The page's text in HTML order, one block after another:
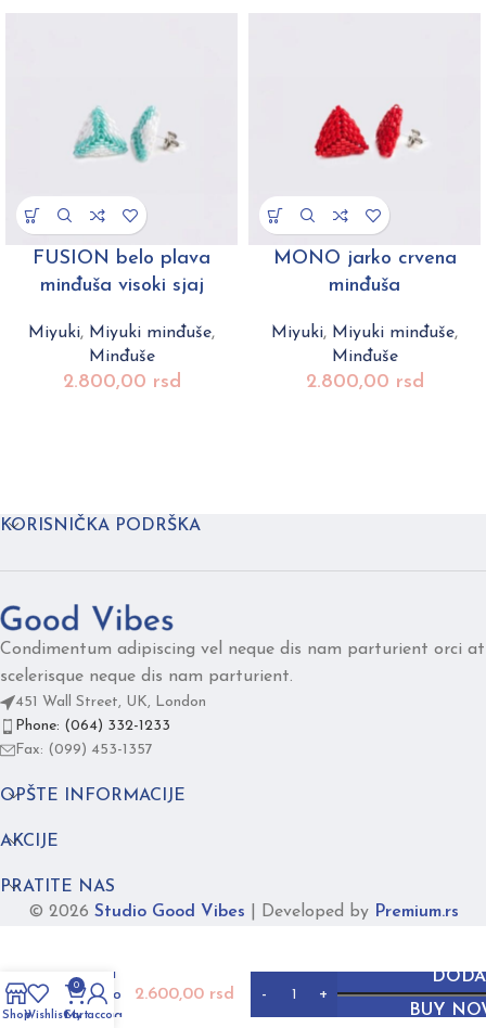
FUSION belo plava
minđuša visoki sjaj
Miyuki, Miyuki minđuše,
Minđuše
2.800,00 rsd
MONO jarko crvena
minđuša
Miyuki, Miyuki minđuše,
Minđuše
2.800,00 rsd
KORISNIČKA PODRŠKA
Condimentum adipiscing vel neque dis nam parturient orci at
scelerisque neque dis nam parturient.
451 Wall Street, UK, London
Phone: (064) 332-1233
Fax: (099) 453-1357
OPŠTE INFORMACIJE
AKCIJE
PRATITE NAS
© 2026 Studio Good Vibes Developed by Premium.rs
ogrlica
srebrno
lila bela
2.600,00 rsd
BUY
ShopWishlist
0
Cart
My account